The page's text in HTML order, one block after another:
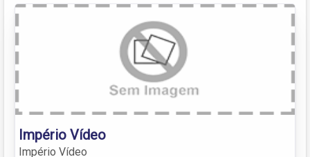
Império Vídeo
Império Vídeo